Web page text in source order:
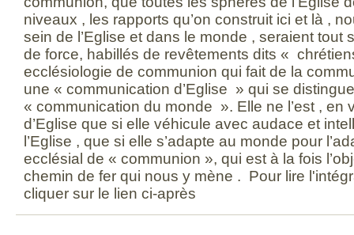
niveaux , les rapports qu’on construit ici et là ,
sein de l’Eglise et dans le monde , seraient tout
de force, habillés de revêtements dits «
ecclésiologie de communion qui fait de la
une « communication d’Eglise » qui se
« communication du monde ». Elle ne l’est , en
d’Eglise que si elle véhicule avec audace et
l’Eglise , que si elle s’adapte au monde pour
ecclésial de « communion », qui est à la fois
chemin de fer qui nous y mène . Pour lire
cliquer sur le lien ci-après